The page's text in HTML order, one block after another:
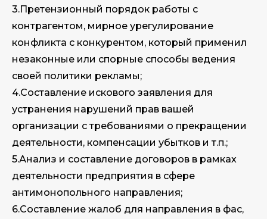
3.Претензионный порядок работы с
контрагентом, мирное урегулирование
конфликта с конкурентом, который применил
незаконные или спорные способы ведения
своей политики рекламы;
4.Составление искового заявления для
устранения нарушений прав вашей
организации с требованиями о прекращении
деятельности, компенсации убытков и т.п.;
5.Анализ и составление договоров в рамках
деятельности предприятия в сфере
антимонопольного направления;
6.Составление жалоб для направления в фас,